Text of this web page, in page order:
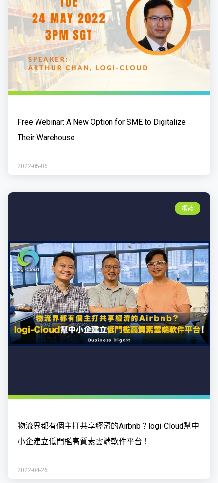
Free Webinar: A New Option for SME to Digitalize
Their Warehouse
2022-05-06
網誌
物流界都有個主打共享經濟的Airbnb？logi-Cloud幫中
小企建立低門檻高質素雲端軟件平台！
2022-04-26